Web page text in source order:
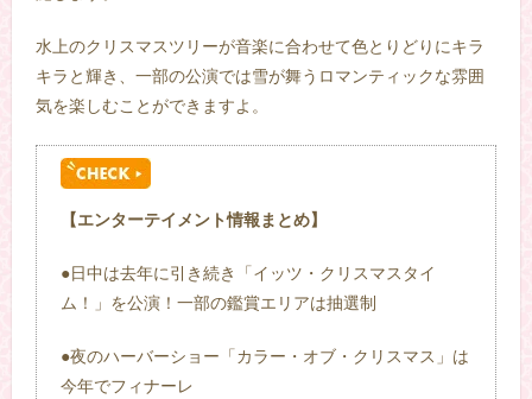
水上のクリスマスツリーが音楽に合わせて色とりどりにキラ
キラと輝き、一部の公演では雪が舞うロマンティックな雰囲
気を楽しむことができますよ。
【エンターテイメント情報まとめ】
●日中は去年に引き続き「イッツ・クリスマスタイ
ム！」を公演！一部の鑑賞エリアは抽選制
●夜のハーバーショー「カラー・オブ・クリスマス」は
今年でフィナーレ